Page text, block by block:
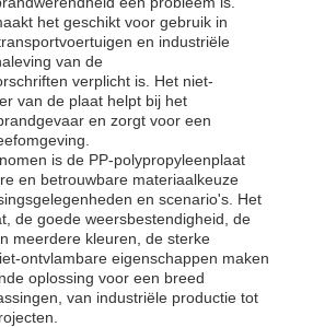
het geschikt voor gebruik in
en industriële
van de
verplicht is. Het niet-
van de plaat helpt bij het
en zorgt voor een
is de PP-polypropyleenplaat
en betrouwbare materiaalkeuze
en scenario's. Het
de goede weersbestendigheid, de
meerdere kleuren, de sterke
ontvlambare eigenschappen maken
oplossing voor een breed
van industriële productie tot